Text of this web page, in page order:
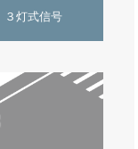
３灯式信号